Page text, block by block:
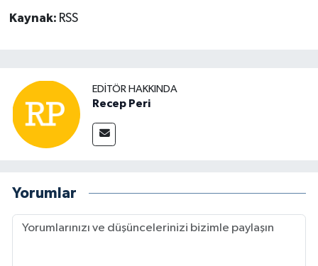
Kaynak: RSS
EDITÖR HAKKINDA
Recep Peri
Yorumlar